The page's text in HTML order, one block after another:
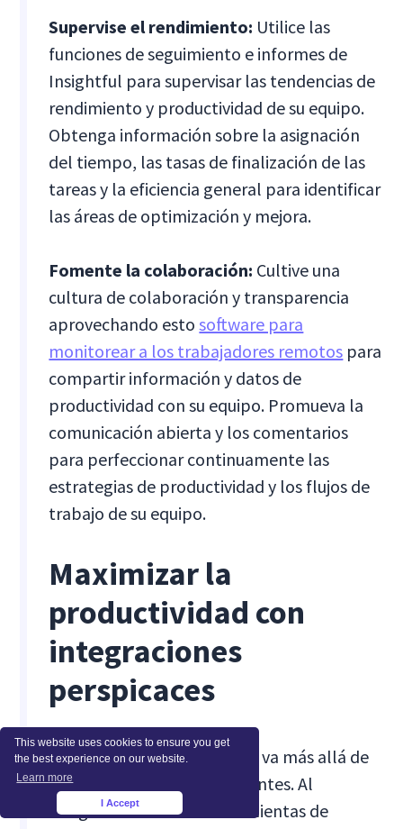
This website uses cookies to ensure you get
the best experience on our website.
Learn more
I Accept
Supervise el rendimiento: Utilice las
funciones de seguimiento e informes de
Insightful para supervisar las tendencias de
rendimiento y productividad de su equipo.
Obtenga información sobre la asignación
del tiempo, las tasas de finalización de las
tareas y la eficiencia general para identificar
las áreas de optimización y mejora.
Fomente la colaboración: Cultive una
cultura de colaboración y transparencia
aprovechando estosoftware para
monitorear a los trabajadores remotos para
compartir información y datos de
productividad con su equipo. Promueva la
comunicación abierta y los comentarios
para perfeccionar continuamente las
estrategias de productividad y los flujos de
trabajo de su equipo.
Maximizar la
productividad con
integraciones
perspicaces
La versatilidad de Insightful va más allá de
sus capacidades independientes. Al
integrarse con otras herramientas de